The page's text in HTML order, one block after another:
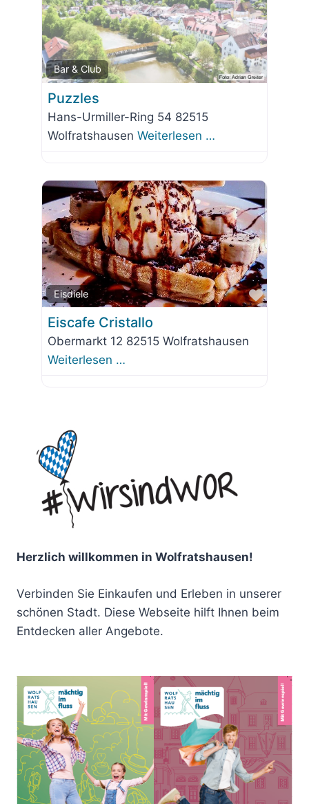
Bar & Club
Favorit
Puzzles
Hans-Urmiller-Ring 54 82515
Wolfratshausen Weiterlesen …
Eisdiele
Favorit
Eiscafe Cristallo
Obermarkt 12 82515 Wolfratshausen
Weiterlesen …
Herzlich willkommen in Wolfratshausen!
Verbinden Sie Einkaufen und Erleben in unserer
schönen Stadt. Diese Webseite hilft Ihnen beim
Entdecken aller Angebote.